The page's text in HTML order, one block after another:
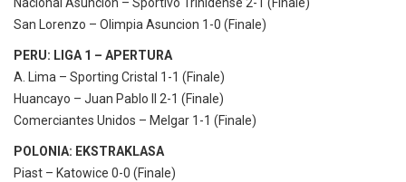
San Lorenzo – Olimpia Asuncion 1-0 (Finale)
PERU: LIGA 1 – APERTURA
A. Lima – Sporting Cristal 1-1 (Finale)
Huancayo – Juan Pablo II 2-1 (Finale)
Comerciantes Unidos – Melgar 1-1 (Finale)
POLONIA: EKSTRAKLASA
Piast – Katowice 0-0 (Finale)